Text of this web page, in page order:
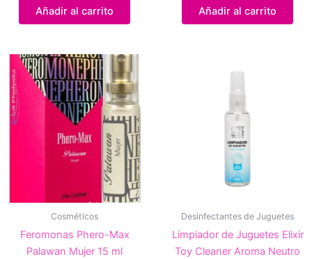
Añadir al carrito Añadir al carrito
Cosméticos
Feromonas Phero-Max
Palawan Mujer 15 ml
Desinfectantes de Juguetes
Limpiador de Juguetes Elixir
Toy Cleaner Aroma Neutro